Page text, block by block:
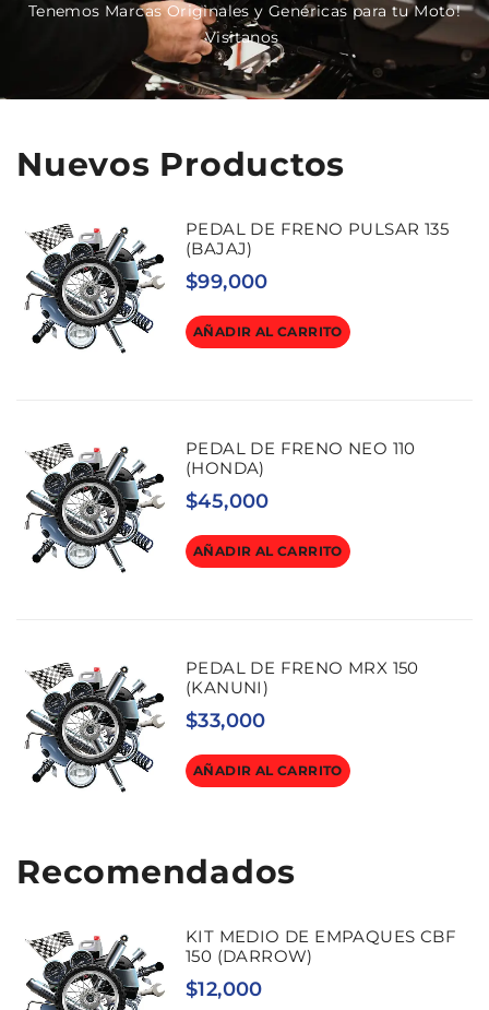
Tenemos Marcas Originales y Genéricas para tu Moto!
Visitanos
Nuevos Productos
PEDAL DE FRENO PULSAR 135
(BAJAJ)
$99,000
AÑADIR AL CARRITO
PEDAL DE FRENO NEO 110
(HONDA)
$45,000
AÑADIR AL CARRITO
PEDAL DE FRENO MRX 150
(KANUNI)
$33,000
AÑADIR AL CARRITO
Recomendados
KIT MEDIO DE EMPAQUES CBF
150 (DARROW)
$12,000